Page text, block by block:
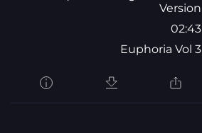
Version
02:43
Euphoria Vol 3